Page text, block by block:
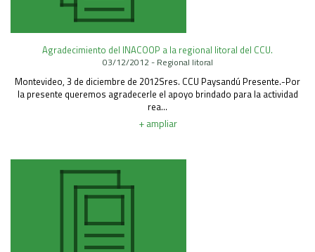
Agradecimiento del INACOOP a la regional litoral del CCU.
03/12/2012 - Regional litoral
Montevideo, 3 de diciembre de 2012Sres. CCU Paysandú Presente.-Por
la presente queremos agradecerle el apoyo brindado para la actividad
rea...
+ ampliar